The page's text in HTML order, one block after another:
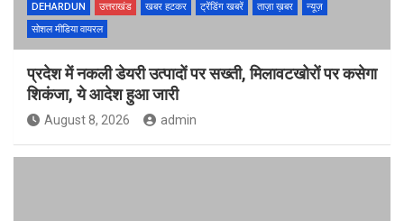
DEHARDUN उत्तराखंड खबर हटकर ट्रेंडिंग खबरें ताज़ा ख़बर
न्यूज़
सोशल मीडिया वायरल
प्रदेश में नकली डेयरी उत्पादों पर सख्ती, मिलावटखोरों पर कसेगा
शिकंजा, ये आदेश हुआ जारी
August 8, 2026 admin